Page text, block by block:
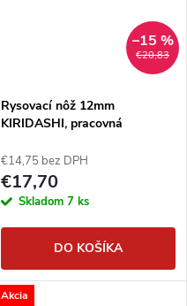
€20,83
–15 %
Rysovací nôž 12mm
KIRIDASHI, pracovná
€14,75 bez DPH
€17,70
Skladom 7 ks
DO KOŠÍKA
Akcia